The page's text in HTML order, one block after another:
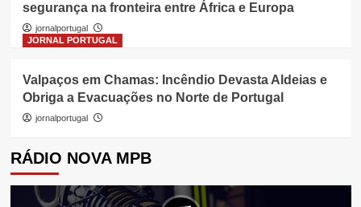
segurança na fronteira entre África e Europa
jornalportugal
JORNAL PORTUGAL
Valpaços em Chamas: Incêndio Devasta Aldeias e
Obriga a Evacuações no Norte de Portugal
jornalportugal
RÁDIO NOVA MPB